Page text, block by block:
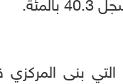
بنى المركزي